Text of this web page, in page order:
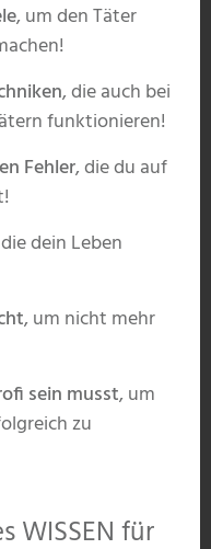
, um den Täter
, die auch bei
funktionieren!
Fehler, die du auf
dein Leben
, um nicht mehr
sein musst, um
zu
WISSEN für